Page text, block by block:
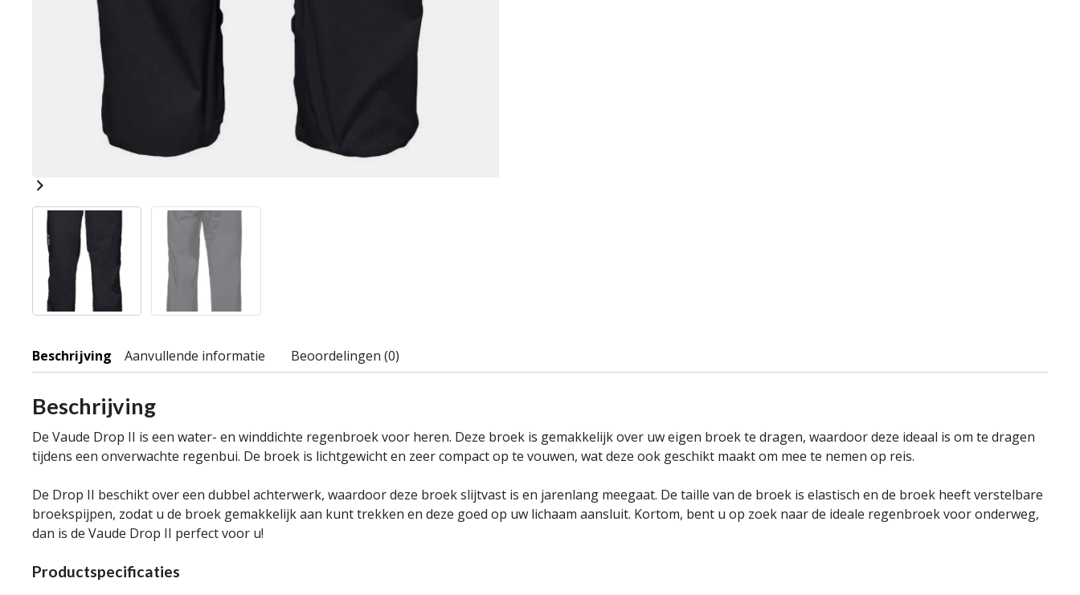
Beschrijving Aanvullende informatie Beoordelingen (0)
Beschrijving
De Vaude Drop II is een water- en winddichte regenbroek voor heren. Deze broek is gemakkelijk over uw eigen broek te dragen, waardoor deze ideaal is om te dragen
tijdens een onverwachte regenbui. De broek is lichtgewicht en zeer compact op te vouwen, wat deze ook geschikt maakt om mee te nemen op reis.
De Drop II beschikt over een dubbel achterwerk, waardoor deze broek slijtvast is en jarenlang meegaat. De taille van de broek is elastisch en de broek heeft verstelbare
broekspijpen, zodat u de broek gemakkelijk aan kunt trekken en deze goed op uw lichaam aansluit. Kortom, bent u op zoek naar de ideale regenbroek voor onderweg,
dan is de Vaude Drop II perfect voor u!
Productspecificaties